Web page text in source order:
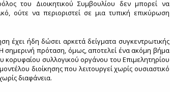
του Διοικητικού Συμβουλίου δεν μπορεί να
ούτε να περιοριστεί σε μια τυπική επικύρωση
έχει ήδη δώσει αρκετά δείγματα συγκεντρωτικής
Η σημερινή πρόταση, όμως, αποτελεί ένα ακόμη βήμα
συλλογικού οργάνου του Επιμελητηρίου
διοίκησης που λειτουργεί χωρίς ουσιαστικό
διαφάνεια.